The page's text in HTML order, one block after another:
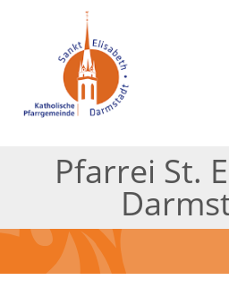
Pfarrei St.